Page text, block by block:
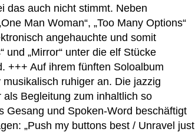
das auch nicht stimmt. Neben
Man Woman“, „Too Many Options“
angehauchte und somit
und „Mirror“ unter die elf Stücke
+++ Auf ihrem fünften Soloalbum
musikalisch ruhiger an. Die jazzig
Begleitung zum inhaltlich so
Gesang und Spoken-Word beschäftigt
„Push my buttons best / Unravel just